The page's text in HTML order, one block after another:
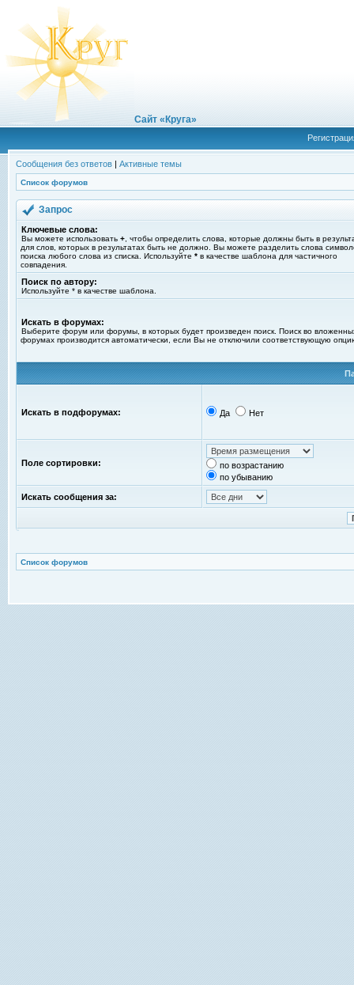
Сайт «Круга»
Сообщения без ответов | Активные темы
Список форумов
Запрос
Ключевые слова:
Вы можете использовать + , чтобы определить слова, которые должны быть в
для слов, которых в результатах быть не должно. Вы можете разделить слова
поиска любого слова из списка. Используйте * в качестве шаблона для частичного
совпадения.
Поиск по автору:
Используйте * в качестве шаблона.
Искать в форумах:
Выберите форум или форумы, в которых будет произведен поиск. Поиск во
форумах производится автоматически, если Вы не отключили соответствующую
Искать в подфорумах: Да Нет
Поле сортировки:
по возрастанию
по убыванию
Искать сообщения за:
Список форумов